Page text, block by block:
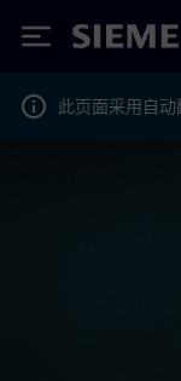
Siemens
此页面采用自动